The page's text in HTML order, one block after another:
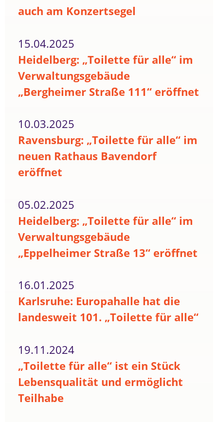
auch am Konzertsegel
15.04.2025
Heidelberg: „Toilette für alle“ im
Verwaltungsgebäude
„Bergheimer Straße 111“ eröffnet
10.03.2025
Ravensburg: „Toilette für alle“ im
neuen Rathaus Bavendorf
eröffnet
05.02.2025
Heidelberg: „Toilette für alle“ im
Verwaltungsgebäude
„Eppelheimer Straße 13“ eröffnet
16.01.2025
Karlsruhe: Europahalle hat die
landesweit 101. „Toilette für alle“
19.11.2024
„Toilette für alle“ ist ein Stück
Lebensqualität und ermöglicht
Teilhabe